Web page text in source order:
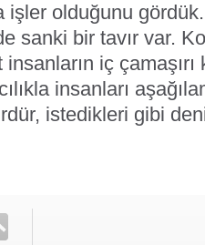
olduğunu gördük.
sanki bir tavır var.
iç çamaşırı
insanları
istedikleri gibi